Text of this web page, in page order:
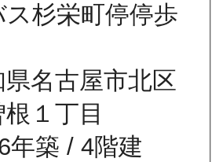
ス杉栄町停停歩
県名古屋市北区
１丁目
年築 / 4階建